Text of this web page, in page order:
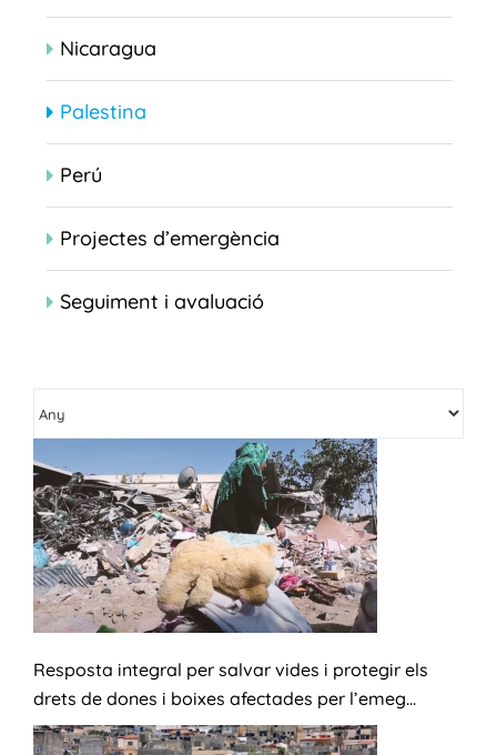
Nicaragua
Palestina
Perú
Projectes d’emergència
Seguiment i avaluació
Resposta integral per salvar vides i protegir els
drets de dones i boixes afectades per l’emeg...